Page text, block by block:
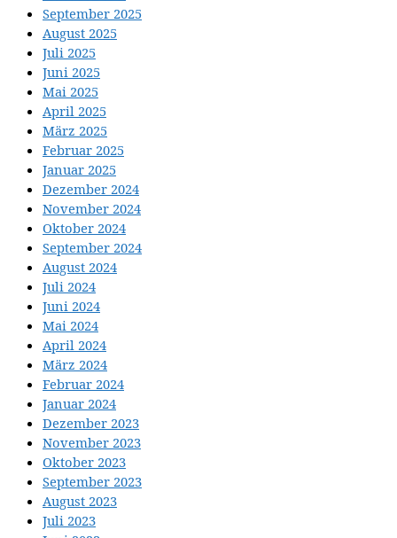
September 2025
August 2025
Juli 2025
Juni 2025
Mai 2025
April 2025
März 2025
Februar 2025
Januar 2025
Dezember 2024
November 2024
Oktober 2024
September 2024
August 2024
Juli 2024
Juni 2024
Mai 2024
April 2024
März 2024
Februar 2024
Januar 2024
Dezember 2023
November 2023
Oktober 2023
September 2023
August 2023
Juli 2023